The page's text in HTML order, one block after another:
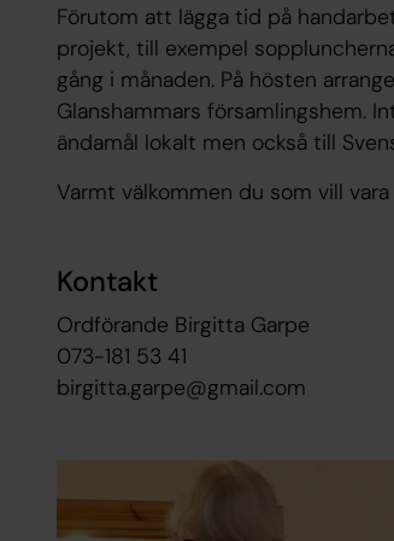
Förutom att lägga tid på
projekt, till exempel
gång i månaden. På hösten
Glanshammars församlingshem.
ändamål lokalt men också till
Varmt välkommen du som vill
Kontakt
Ordförande Birgitta Garpe
073-181 53 41
birgitta.garpe@gmail.com